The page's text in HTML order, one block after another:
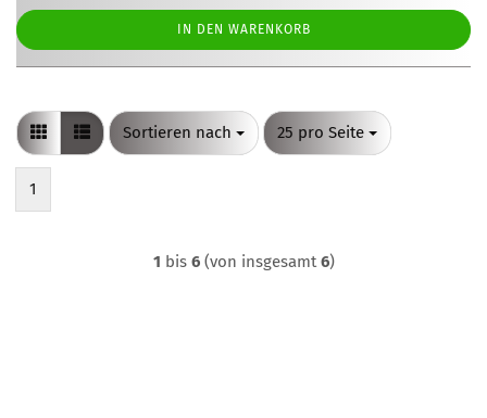
IN DEN WARENKORB
Sortieren nach
Sortieren nach 25 pro Seite
pro Seite
1
1 bis 6(von insgesamt6)